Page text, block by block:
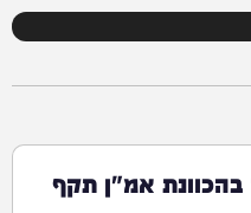
אמ"ן תקף